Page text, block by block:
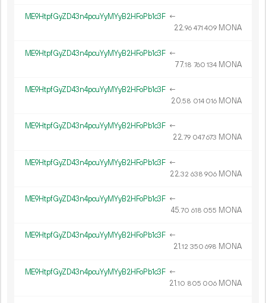
ME9HtpfGyZD43n4pcuYyMYyB2HFoPb1c3F ←
22.96 471 409 MONA
ME9HtpfGyZD43n4pcuYyMYyB2HFoPb1c3F ←
77.18 760 134 MONA
ME9HtpfGyZD43n4pcuYyMYyB2HFoPb1c3F ←
20.58 014 016 MONA
ME9HtpfGyZD43n4pcuYyMYyB2HFoPb1c3F ←
22.79 047673 MONA
ME9HtpfGyZD43n4pcuYyMYyB2HFoPb1c3F ←
22.32 638 906 MONA
ME9HtpfGyZD43n4pcuYyMYyB2HFoPb1c3F ←
45.70 618 055 MONA
ME9HtpfGyZD43n4pcuYyMYyB2HFoPb1c3F ←
21.12 350 698 MONA
ME9HtpfGyZD43n4pcuYyMYyB2HFoPb1c3F ←
21.10 805 006 MONA